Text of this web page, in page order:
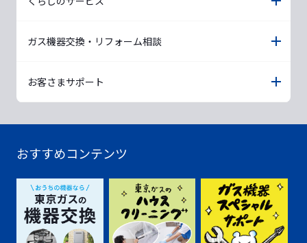
ガス機器交換・リフォーム相談
お客さまサポート
おすすめコンテンツ